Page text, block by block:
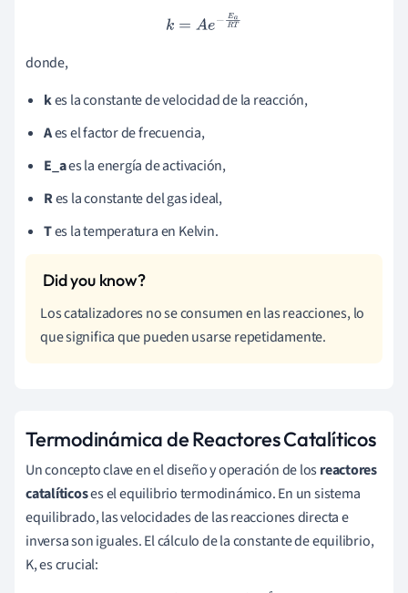
k =A e−EaRT
donde,
kes la constante de velocidad de la reacción,
Aes el factor de frecuencia,
E_aes la energía de activación,
Res la constante del gas ideal,
Tes la temperatura en Kelvin.
Los catalizadores no se consumen en las reacciones, lo
que significa que pueden usarse repetidamente.
Termodinámica de Reactores Catalíticos
Un concepto clave en el diseño y operación de losreactores
catalíticoses el equilibrio termodinámico. En un sistema
equilibrado, las velocidades de las reacciones directa e
inversa son iguales. El cálculo de la constante de equilibrio,
K, es crucial: